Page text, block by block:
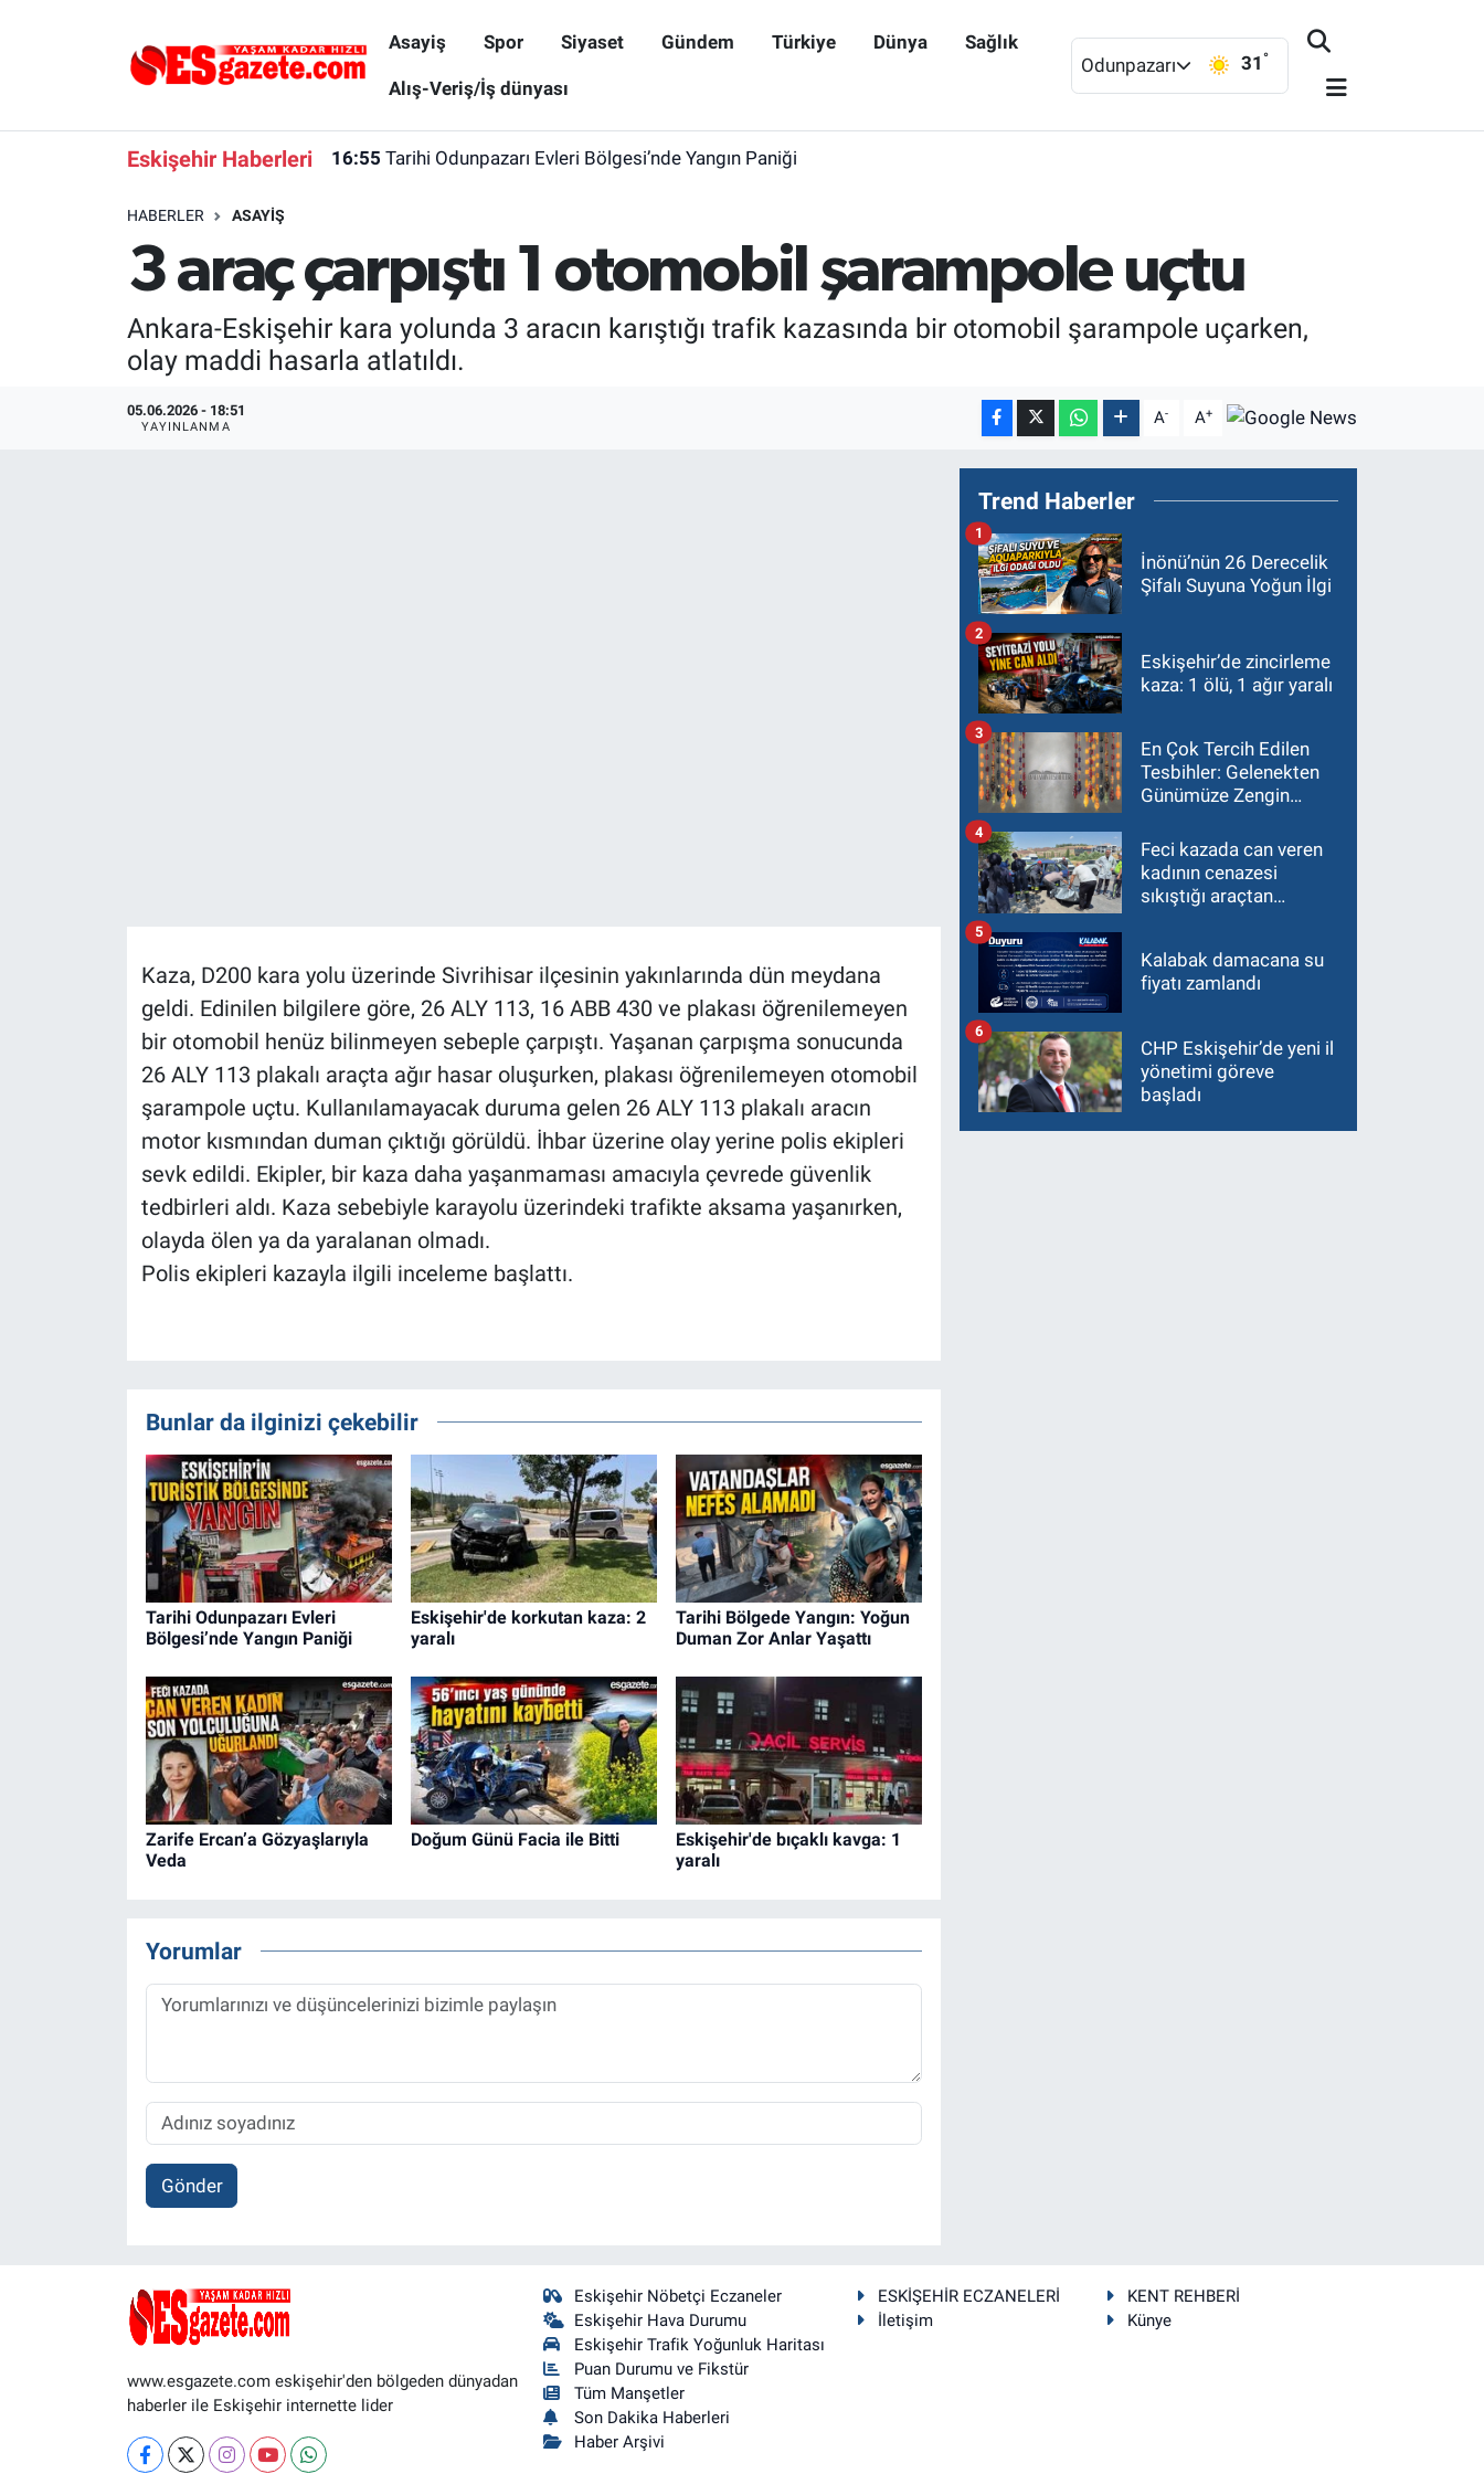
Asayiş Spor Siyaset Gündem Türkiye Dünya Sağlık
Alış-Veriş/İş dünyası
Odunpazarı 31 °
Eskişehir Haberleri 16:55 Tarihi Odunpazarı Evleri Bölgesi’nde Yangın Paniği
HABERLER ASAYIŞ
3 araç çarpıştı 1 otomobil şarampole uçtu
Ankara-Eskişehir kara yolunda 3 aracın karıştığı trafik kazasında bir otomobil şarampole uçarken,
olay maddi hasarla atlatıldı.
05.06.2026 - 18:51
YAYINLANMA A- A+
Kaza, D200 kara yolu üzerinde Sivrihisar ilçesinin yakınlarında dün meydana
geldi. Edinilen bilgilere göre, 26 ALY 113, 16 ABB 430 ve plakası öğrenilemeyen
bir otomobil henüz bilinmeyen sebeple çarpıştı. Yaşanan çarpışma sonucunda
26 ALY 113 plakalı araçta ağır hasar oluşurken, plakası öğrenilemeyen otomobil
şarampole uçtu. Kullanılamayacak duruma gelen 26 ALY 113 plakalı aracın
motor kısmından duman çıktığı görüldü. İhbar üzerine olay yerine polis ekipleri
sevk edildi. Ekipler, bir kaza daha yaşanmaması amacıyla çevrede güvenlik
tedbirleri aldı. Kaza sebebiyle karayolu üzerindeki trafikte aksama yaşanırken,
olayda ölen ya da yaralanan olmadı.
Polis ekipleri kazayla ilgili inceleme başlattı.
Bunlar da ilginizi çekebilir
Tarihi Odunpazarı Evleri
Bölgesi’nde Yangın Paniği
Eskişehir'de korkutan kaza: 2
yaralı
Tarihi Bölgede Yangın: Yoğun
Duman Zor Anlar Yaşattı
Zarife Ercan’a Gözyaşlarıyla
Veda
Doğum Günü Facia ile Bitti
Eskişehir'de bıçaklı kavga: 1
yaralı
Yorumlar
Gönder
Trend Haberler
İnönü’nün 26 Derecelik
Şifalı Suyuna Yoğun İlgi
1
Eskişehir’de zincirleme
kaza: 1 ölü, 1 ağır yaralı
2
En Çok Tercih Edilen
Tesbihler: Gelenekten
Günümüze Zengin
3
Feci kazada can veren
kadının cenazesi
sıkıştığı araçtan
4
Kalabak damacana su
fiyatı zamlandı
5
CHP Eskişehir’de yeni il
yönetimi göreve
başladı
6
www.esgazete.com eskişehir'den bölgeden dünyadan
haberler ile Eskişehir internette lider
Eskişehir Nöbetçi Eczaneler
Eskişehir Hava Durumu
Eskişehir Trafik Yoğunluk Haritası
Puan Durumu ve Fikstür
Tüm Manşetler
Son Dakika Haberleri
Haber Arşivi
ESKİŞEHİR ECZANELERİ
KENT REHBERİ
İletişim
Künye
Gündem
Eskişehirspor Arşivi
Röportaj
Ekonomi
Bilim ve Teknoloji
Eskişehir Nöbetçi Eczaneler
Süper Lig Puan Durumu ve Fikstür
Son Dakika Haberleri
Haber Arşivi